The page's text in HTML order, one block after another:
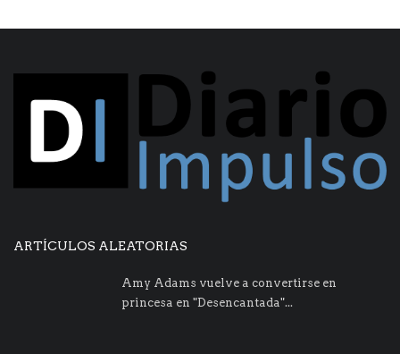
ARTÍCULOS ALEATORIAS
Amy Adams vuelve a convertirse en
princesa en "Desencantada"...